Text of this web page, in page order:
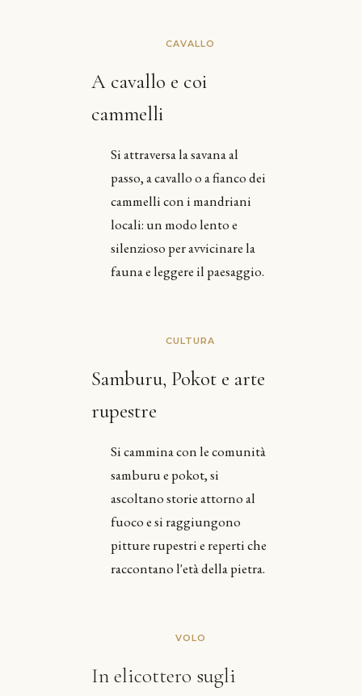
CAVALLO
A cavallo e coi
cammelli
Si attraversa la savana al
passo, a cavallo o a fianco dei
cammelli con i mandriani
locali: un modo lento e
silenzioso per avvicinare la
fauna e leggere il paesaggio.
CULTURA
Samburu, Pokot e arte
rupestre
Si cammina con le comunità
samburu e pokot, si
ascoltano storie attorno al
fuoco e si raggiungono
pitture rupestri e reperti che
raccontano l'età della pietra.
VOLO
In elicottero sugli